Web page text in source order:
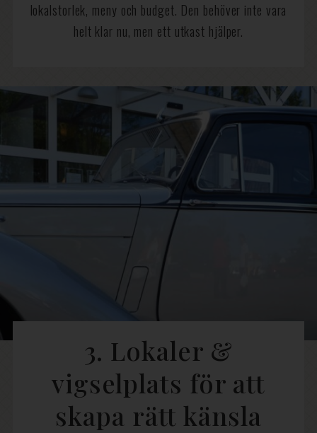
lokalstorlek, meny och budget. Den behöver inte vara
helt klar nu, men ett utkast hjälper.
3. Lokaler &
vigselplats för att
skapa rätt känsla